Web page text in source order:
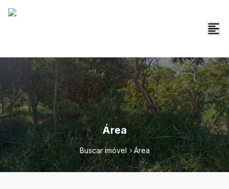
Área
Buscar imóvel Área